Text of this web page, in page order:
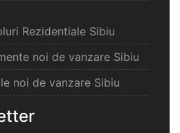
Rezidentiale Sibiu
noi de vanzare Sibiu
noi de vanzare Sibiu